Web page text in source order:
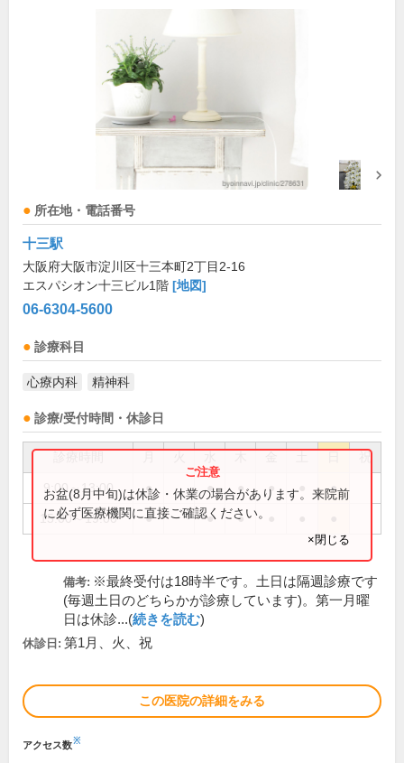
所在地・電話番号
十三駅
大阪府大阪市淀川区十三本町2丁目2-16
エスパシオン十三ビル1階 [地図]
06-6304-5600
診療科目
心療内科 精神科
診療/受付時間・休診日
祝
9:00～13:00 ● ● ● ● ●
15:00～19:00 ● ● ●
お盆(8月中旬)は休診・休業の場合があります。来院前
に必ず医療機関に直接ご確認ください。
×閉じる
備考: ※最終受付は18時半です。土日は隔週診療です
(毎週土日のどちらかが診療しています)。第一月曜
日は休診...(続きを読む)
休診日: 第1月、火、祝
この医院の詳細をみる
アクセス数※